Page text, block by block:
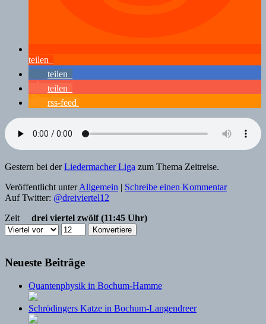
teilen
teilen
teilen
rss-feed
Gestern bei derLiedermacher Liga zum Thema Zeitreise.
Veröffentlicht unter Allgemein | Schreibe einen Kommentar
Auf Twitter: @dreiviertel12
Zeit
drei viertel zwölf (11:45 Uhr)
Neueste Beiträge
Quantenphysik in Bochum-Hamme
Schrödingers Katze in Bochum-Langendreer